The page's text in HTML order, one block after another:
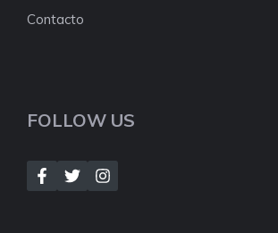
Contacto
FOLLOW US